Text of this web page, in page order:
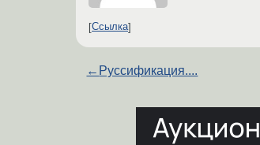
Ссылка
← Руссификация....